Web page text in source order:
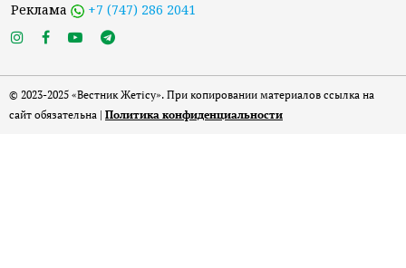
Реклама +7 (747) 286 2041
© 2023-2025 «Вестник Жетісу». При копировании материалов ссылка на
сайт обязательна | Политика конфиденциальности